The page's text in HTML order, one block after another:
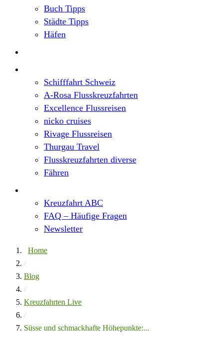
Buch Tipps
Städte Tipps
Häfen
Schifffahrt Schweiz
A-Rosa Flusskreuzfahrten
Excellence Flussreisen
nicko cruises
Rivage Flussreisen
Thurgau Travel
Flusskreuzfahrten diverse
Fähren
Kreuzfahrt ABC
FAQ – Häufige Fragen
Newsletter
Home
/
Blog
/
Kreuzfahrten Live
/
Süsse und schmackhafte Höhepunkte:...